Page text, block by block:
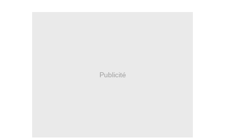
Publicité